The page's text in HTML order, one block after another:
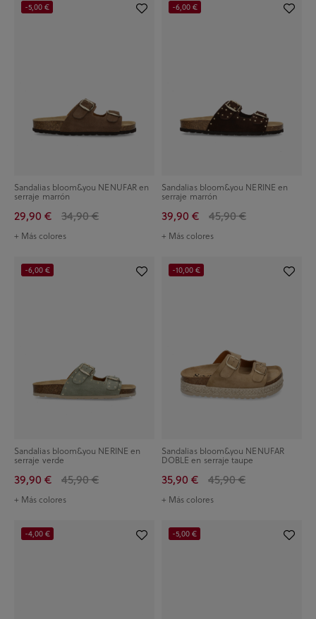
Sandalias bloom&you NENUFAR en
serraje marrón
29,90 € 34,90 €
+ Más colores
-5,00 €
Sandalias bloom&you NERINE en
serraje marrón
39,90 € 45,90 €
+ Más colores
-6,00 €
Sandalias bloom&you NERINE en
serraje verde
39,90 € 45,90 €
+ Más colores
-6,00 €
Sandalias bloom&you NENUFAR
DOBLE en serraje taupe
35,90 € 45,90 €
+ Más colores
-10,00 €
-4,00 € -5,00 €